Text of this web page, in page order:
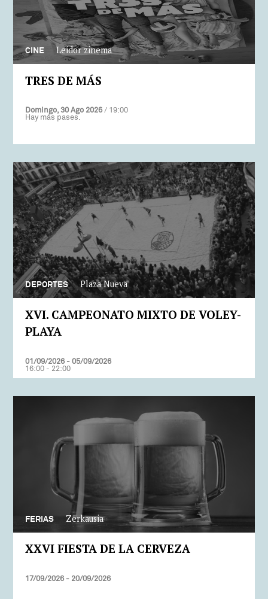
CINE Leidor zinema
TRES DE MÁS
Domingo, 30 Ago 2026/ 19:00
Hay más pases.
DEPORTES Plaza Nueva
XVI. CAMPEONATO MIXTO DE VOLEY-
PLAYA
01/09/2026 - 05/09/2026
16:00 - 22:00
FERIAS Zerkausia
XXVI FIESTA DE LA CERVEZA
17/09/2026 - 20/09/2026